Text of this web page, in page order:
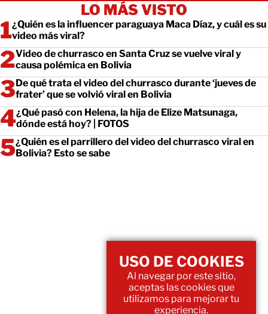
LO MÁS VISTO
¿Quién es la influencer paraguaya Maca Díaz, y cuál es su
video más viral?
Video de churrasco en Santa Cruz se vuelve viral y
causa polémica en Bolivia
De qué trata el video del churrasco durante ‘jueves de
frater’ que se volvió viral en Bolivia
¿Qué pasó con Helena, la hija de Elize Matsunaga,
dónde está hoy? | FOTOS
¿Quién es el parrillero del video del churrasco viral en
Bolivia? Esto se sabe
USO DE COOKIES
Al navegar por este sitio,
aceptas las cookies que
utilizamos para mejorar tu
experiencia.